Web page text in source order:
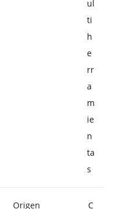
ul
ti
h
e
rr
a
m
ie
n
ta
s
Origen
C